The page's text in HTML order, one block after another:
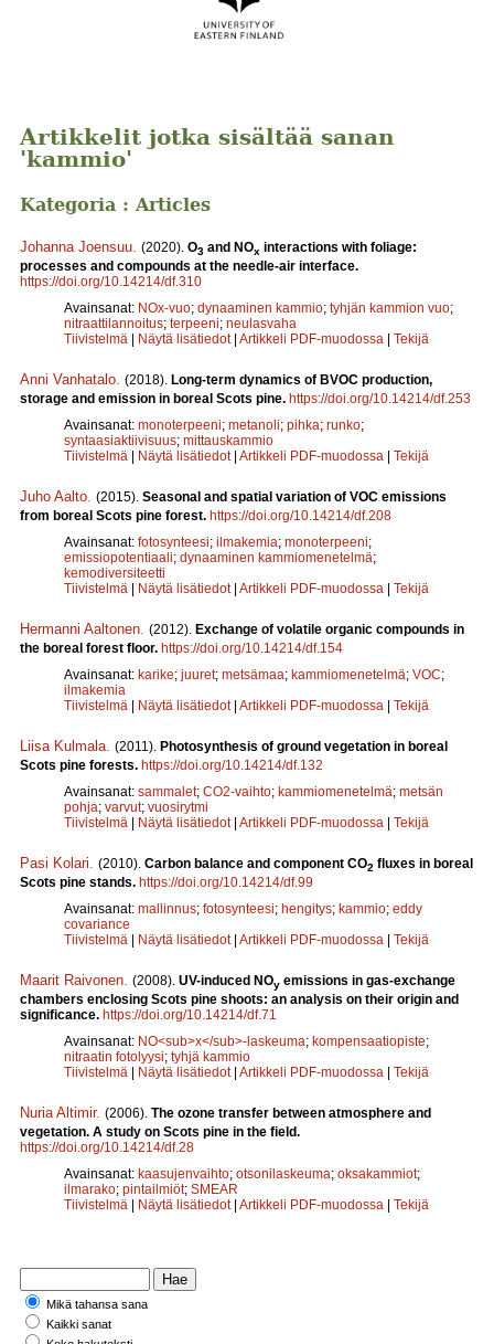
Artikkelit jotka sisältää sanan
'kammio'
Kategoria : Articles
Johanna Joensuu (2020). O3 and NOx interactions with foliage:
processes and compounds at the needle-air interface.
https://doi.org/10.14214/df.310
Avainsanat: NOx-vuo; dynaaminen kammio; tyhjän kammion vuo;
nitraattilannoitus; terpeeni; neulasvaha
Tiivistelmä | Näytä lisätiedot | Artikkeli PDF-muodossa | Tekijä
Anni Vanhatalo (2018). Long-term dynamics of BVOC production,
storage and emission in boreal Scots pine. https://doi.org/10.14214/df.253
Avainsanat: monoterpeeni; metanoli; pihka; runko;
syntaasiaktiivisuus; mittauskammio
Tiivistelmä | Näytä lisätiedot | Artikkeli PDF-muodossa | Tekijä
Juho Aalto (2015). Seasonal and spatial variation of VOC emissions
from boreal Scots pine forest. https://doi.org/10.14214/df.208
Avainsanat: fotosynteesi; ilmakemia; monoterpeeni;
emissiopotentiaali; dynaaminen kammiomenetelmä;
kemodiversiteetti
Tiivistelmä | Näytä lisätiedot | Artikkeli PDF-muodossa | Tekijä
Hermanni Aaltonen (2012). Exchange of volatile organic compounds in
the boreal forest floor. https://doi.org/10.14214/df.154
Avainsanat: karike; juuret; metsämaa; kammiomenetelmä; VOC;
ilmakemia
Tiivistelmä | Näytä lisätiedot | Artikkeli PDF-muodossa | Tekijä
Liisa Kulmala (2011). Photosynthesis of ground vegetation in boreal
Scots pine forests. https://doi.org/10.14214/df.132
Avainsanat: sammalet; CO2-vaihto; kammiomenetelmä; metsän
pohja; varvut; vuosirytmi
Tiivistelmä | Näytä lisätiedot | Artikkeli PDF-muodossa | Tekijä
Pasi Kolari (2010). Carbon balance and component CO2 fluxes in boreal
Scots pine stands. https://doi.org/10.14214/df.99
Avainsanat: mallinnus; fotosynteesi; hengitys; kammio; eddy
covariance
Tiivistelmä | Näytä lisätiedot | Artikkeli PDF-muodossa | Tekijä
Maarit Raivonen (2008). UV-induced NOy emissions in gas-exchange
chambers enclosing Scots pine shoots: an analysis on their origin and
significance. https://doi.org/10.14214/df.71
Avainsanat: NO<sub>x</sub>-laskeuma; kompensaatiopiste;
nitraatin fotolyysi; tyhjä kammio
Tiivistelmä | Näytä lisätiedot | Artikkeli PDF-muodossa | Tekijä
Nuria Altimir. (2006). The ozone transfer between atmosphere and
vegetation. A study on Scots pine in the field.
https://doi.org/10.14214/df.28
Avainsanat: kaasujenvaihto; otsonilaskeuma; oksakammiot;
ilmarako; pintailmiöt; SMEAR
Tiivistelmä | Näytä lisätiedot | Artikkeli PDF-muodossa | Tekijä
Mikä tahansa sana
Kaikki sanat